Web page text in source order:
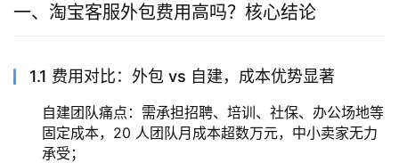
一、淘宝客服外包费用高吗？核心结论
1.1 费用对比：外包 vs 自建，成本优势显著
自建团队痛点：需承担招聘、培训、社保、办公场地等
固定成本，20 人团队月成本超数万元，中小卖家无力
承受；